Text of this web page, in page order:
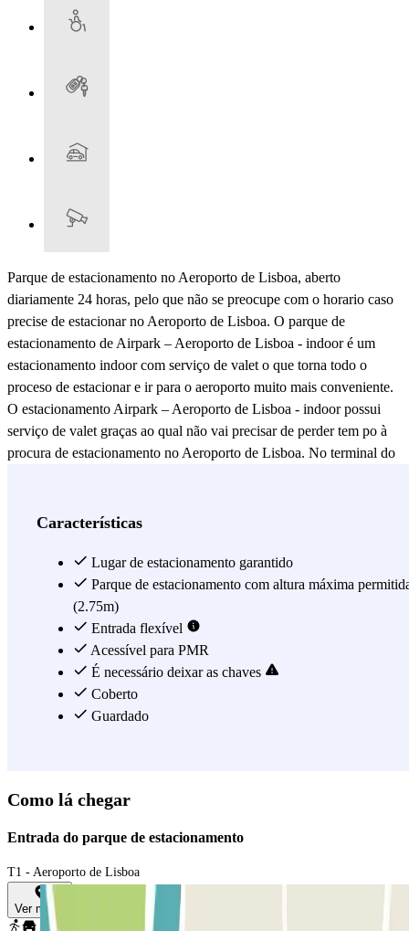
Parque de estacionamento no Aeroporto de Lisboa, aberto
diariamente 24 horas, pelo que não se preocupe com o horario caso
precise de estacionar no Aeroporto de Lisboa. O parque de
estacionamento de Airpark – Aeroporto de Lisboa - indoor é um
estacionamento indoor com serviço de valet o que torna todo o
proceso de estacionar e ir para o aeroporto muito mais conveniente.
O estacionamento Airpark – Aeroporto de Lisboa - indoor possui
serviço de valet graças ao qual não vai precisar de perder tem po à
procura de estacionamento no Aeroporto de Lisboa. No terminal do
veículo até ao parque de estacionamento junto do Aeroporto de
disfrutar do seu voo, e no dia do seu regresso alertar o parque de
estacionamento com cerca de 20 minutos de antecedencia, para que
a equipa devolva o carro no mesmo terminal. O parque de
estacionamento tem sistema de video vigilancia para que possa
deixar o seu carro num local seguro e vigiado. Estacionar perto do
Aeroporto de Lisboa nunca foi tão rápido e fácil, por isso não perca
tempo e reserve já o seu lugar no parque de estacionamento Airpark
– Aeroporto de Lisboa - indoor.
Características
Lugar de estacionamento garantido
Parque de estacionamento com altura máxima
(2.75m)
Entrada flexível
Acessível para PMR
É necessário deixar as chaves
Coberto
Guardado
Como lá chegar
Entrada do parque de estacionamento
T1 - Aeroporto de Lisboa
Ver mapa